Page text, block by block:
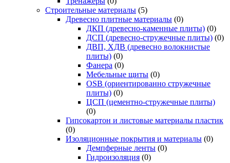
Строительные материалы (5)
Древесно плитные материалы (0)
ДКП (древесно-каменные плиты) (0)
ДСП (древесно-стружечные плиты) (0)
ДВП, ХДВ (древесно волокнистые
плиты) (0)
Фанера (0)
Мебельные щиты (0)
OSB (ориентированно стружечные
плиты) (0)
ЦСП (цементно-стружечные плиты)
(0)
Гипсокартон и листовые материалы пластик
(0)
Изоляционные покрытия и материалы (0)
Демпферные ленты (0)
Гидроизоляция (0)